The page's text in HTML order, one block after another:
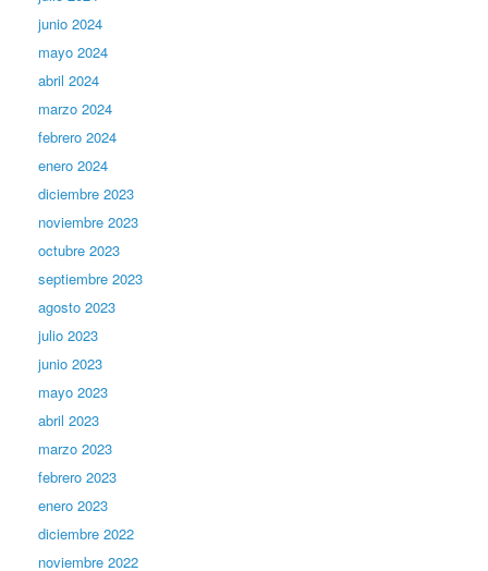
junio 2024
mayo 2024
abril 2024
marzo 2024
febrero 2024
enero 2024
diciembre 2023
noviembre 2023
octubre 2023
septiembre 2023
agosto 2023
julio 2023
junio 2023
mayo 2023
abril 2023
marzo 2023
febrero 2023
enero 2023
diciembre 2022
noviembre 2022